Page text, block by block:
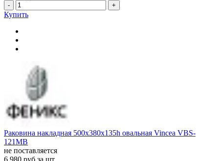
- +
Купить
Раковина накладная 500x380x135h овальная Vincea VBS-
121MB
не поставляется
6 980 руб за шт